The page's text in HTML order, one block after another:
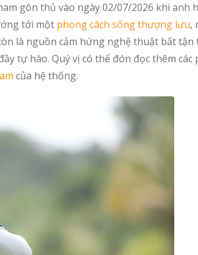
gôn thủ vào ngày 02/07/2026 khi anh
tới một phong cách sống thượng lưu,
là nguồn cảm hứng nghệ thuật bất tận
tự hào. Quý vị có thể đón đọc thêm các
của hệ thống.